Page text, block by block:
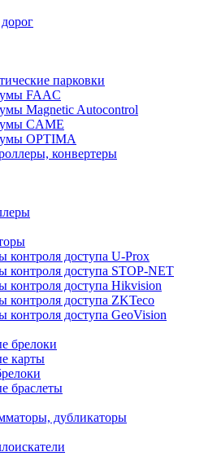
парковки
FAAC
Magnetic Autocontrol
CAME
OPTIMA
конвертеры
контроля доступа U-Prox
контроля доступа STOP-NET
контроля доступа Hikvision
контроля доступа ZKTeco
контроля доступа GeoVision
брелоки
карты
браслеты
дубликаторы